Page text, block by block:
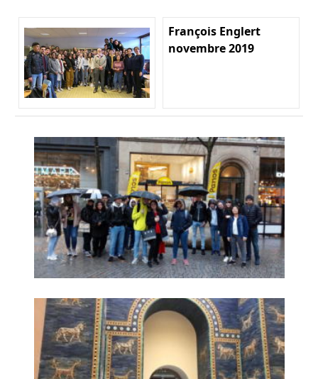
François Englert
novembre 2019